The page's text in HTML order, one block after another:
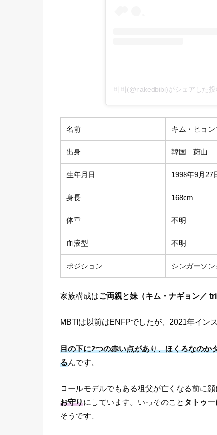
비비(@nakedbibi)がシェアした投
名前 キム・ヒョ
出身 韓国 蔚山
生年月日 1998年9月27
身長 168cm
体重 不明
血液型 不明
ポジション シンガーソ
家族構成はご両親と妹（キム・ナギョン／
MBTIは以前はENFPでしたが、2021年イン
目の下に2つの赤い点があり、ほくろなのか
るんです。
ロールモデルでもある祖父が亡くなる前に
お守りにしています。いっそのこと タトゥ
そうです。